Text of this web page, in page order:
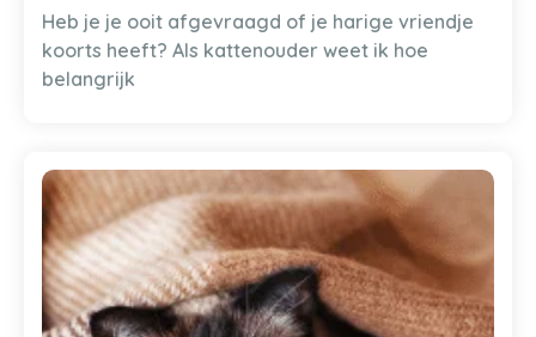
Heb je je ooit afgevraagd of je harige vriendje
koorts heeft? Als kattenouder weet ik hoe
belangrijk